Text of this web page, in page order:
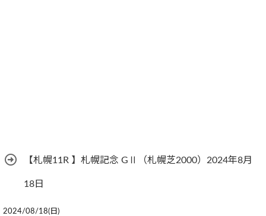
【札幌11R 】札幌記念 GⅡ（札幌芝2000）2024年8月
18日
2024/08/18(日)